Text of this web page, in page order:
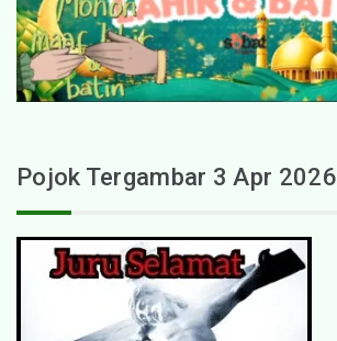
Pojok Tergambar 3 Apr 2026